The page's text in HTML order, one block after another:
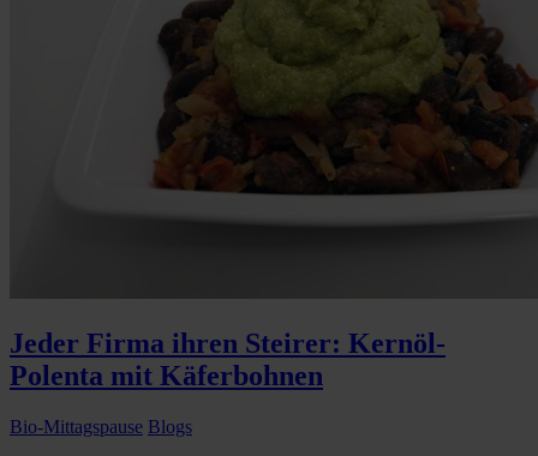
Jeder Firma ihren Steirer: Kernöl-
Polenta mit Käferbohnen
Bio-Mittagspause Blogs